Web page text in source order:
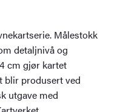
Målestokk
detaljnivå og
cm gjør kartet
blir produsert ved
utgave med